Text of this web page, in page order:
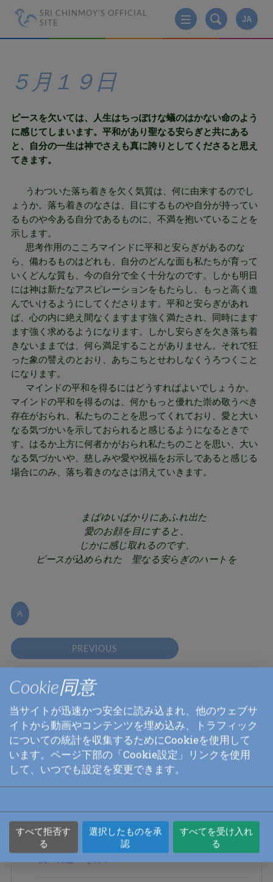
SRI CHINMOY'S OFFICIAL
SITE
JA
５月１９日
ピースを欠いては、人生はちっぽけな蟻のはかない命のよう
に感じてしまいます。平和があり聖なる安らぎと共にある
と、自分の一生は神でさえも真に誇りとしてくださると思え
てきます。
うわついた落ち着きを欠く気質は、何に由来するのでし
ょうか。落ち着きのなさは、目にするものや自分が持ってい
るものや今ある自分であるものに、不満を抱いていることを
示します。
思考作用のこころマインドに平和と安らぎがあるのな
ら、備わるものはどれも、自分のどんな面も私たちが育って
いくどんな質も、今の自分で全く十分なのです。しかも明日
には神は新たなアスピレーションをもたらし、もっと高く進
んでいけるようにしてくださります。平和と安らぎがあれ
ば、心の内に絶え間なくますます強く満たされ、同時にます
ます強く求めるようになります。しかし安らぎを欠き落ち着
きないままでは、何ら満足することがありません。それで狂
った象の譬えのとおり、あちこちとせわしなくうろつくこと
になります。
マインドの平和を得るにはどうすればよいでしょうか。
マインドの平和を得るのは、何かもっと優れた崇め敬うべき
存在がおられ、私たちのことを思ってくれており、愛と大い
なる気づかいを示しておられると感じるようになるときで
す。はるか上方に何者かがおられ私たちのことを思い、大い
なる気づかいや、慈しみや愛や祝福をお示しであると感じる
場合にのみ、落ち着きのなさは消えていきます。
まばゆいばかりにあふれ出た
愛のお顔を目にすると、
じかに感じ取れるのです、
ピースが込められた 聖なる安らぎのハートを

PREVIOUS
NEXT: ５月２日
Pages in this section:
スピリチュアリティー
内なる叫び
我々の道
我々の道 その２
Cookie同意
当サイトが迅速かつ安全に読み込まれ、他のウェブサ
イトから動画やコンテンツを埋め込み、トラフィック
についての統計を収集するためにCookieを使用して
います。ページ下部の「Cookie設定」リンクを使用
して、いつでも設定を変更できます。
すべて拒否す
る
選択したものを承
認
すべてを受け入れ
る